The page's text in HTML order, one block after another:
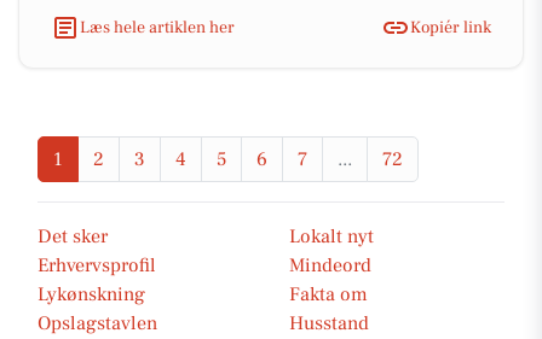
Læs hele artiklen her
Kopiér link
1 2 3 4 5 6 7 ... 72
Det sker
Lokalt nyt
Erhvervsprofil
Mindeord
Lykønskning
Fakta om
Opslagstavlen
Husstand